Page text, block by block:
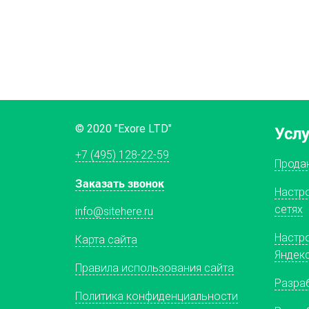
© 2020 "Exore LTD"
+7 (495) 128-22-59
Заказать звонок
info@sitehere.ru
Карта сайта
Правила использования сайта
Политика конфиденциальности
сетях